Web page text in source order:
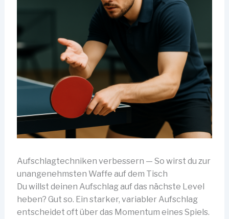
Aufschlagtechniken verbessern — So wirst du zur
unangenehmsten Waffe auf dem Tisch
Du willst deinen Aufschlag auf das nächste Level
heben? Gut so. Ein starker, variabler Aufschlag
entscheidet oft über das Momentum eines Spiels.